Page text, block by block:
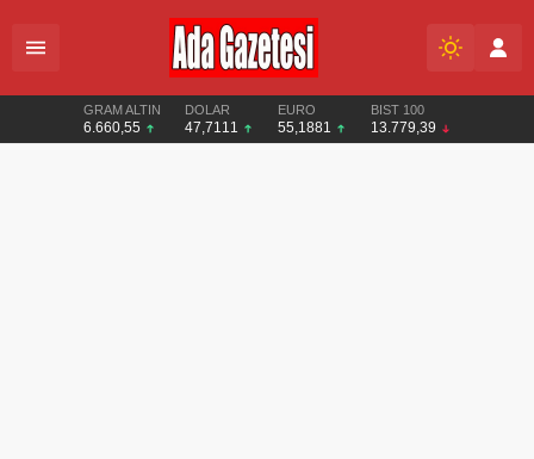
GRAM ALTIN
6.660,55
DOLAR
47,7111
EURO
55,1881
BIST 100
13.779,39